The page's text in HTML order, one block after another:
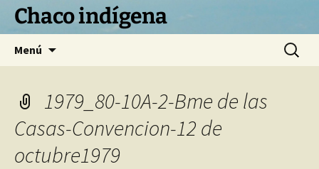
Chaco indígena
Menú Buscar:
1979_80-10A-2-Bme de las
Casas-Convencion-12 de
octubre1979